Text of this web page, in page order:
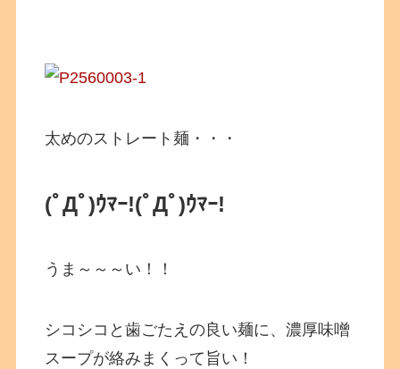
太めのストレート麺・・・
(ﾟДﾟ)ｳﾏｰ!(ﾟДﾟ)ｳﾏｰ!
うま～～～い！！
シコシコと歯ごたえの良い麺に、濃厚味噌
スープが絡みまくって旨い！